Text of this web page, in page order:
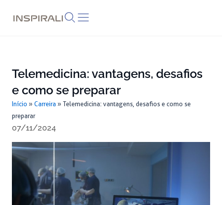
Telemedicina: vantagens, desafios
e como se preparar
Início » Carreira » Telemedicina: vantagens, desafios e como se
preparar
07/11/2024